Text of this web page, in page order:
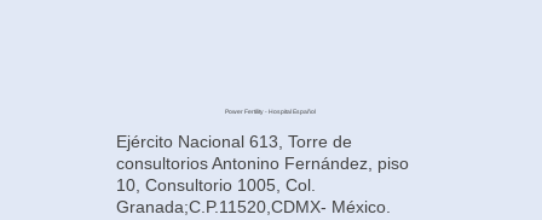
Power Fertility - Hospital Español
Ejército Nacional 613, Torre de
consultorios Antonino Fernández, piso
10, Consultorio 1005, Col.
Granada;C.P.11520,CDMX- México.